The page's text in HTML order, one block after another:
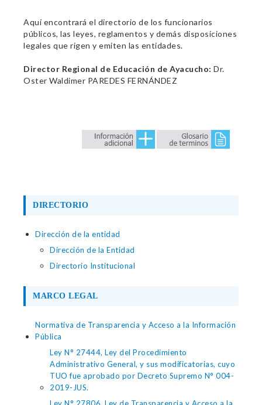
Aquí encontrará el directorio de los funcionarios
públicos, las leyes, reglamentos y demás disposiciones
legales que rigen y emiten las entidades.
Director Regional de Educación de Ayacucho: Dr.
Oster Waldimer PAREDES FERNÁNDEZ
DIRECTORIO
Dirección de la entidad
Dirección de la Entidad
Directorio Institucional
MARCO LEGAL
Normativa de Transparencia y Acceso a la Información
Pública
Ley N° 27444, Ley del Procedimiento
Administrativo General, y sus modificatorias, cuyo
TUO fue aprobado por Decreto Supremo N° 004-
2019-JUS.